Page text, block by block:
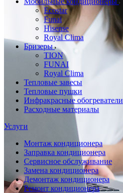
Ecostar
Funai
Hisense
Royal Clima
Бризеры
TION
FUNAI
Royal Clima
Тепловые завесы
Тепловые пушки
Инфракрасные обогреватели
Расходные материалы
Услуги
Монтаж кондиционера
Заправка кондиционера
Сервисное обслуживание
Замена кондиционера
Демонтаж кондиционера
Ремонт кондиционера